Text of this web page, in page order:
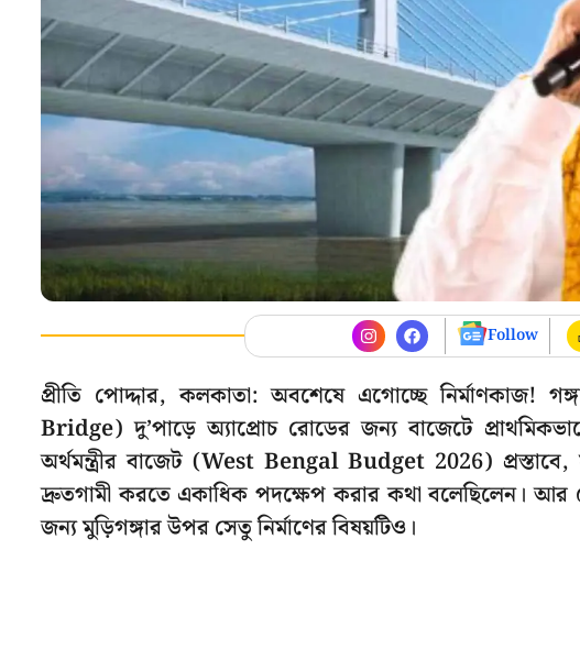
Follow
প্রীতি পোদ্দার, কলকাতা: অবশেষে এগোচ্ছে নির্মাণকাজ!
Bridge) দু’পাড়ে অ্যাপ্রোচ রোডের জন্য বাজেটে
অর্থমন্ত্রীর বাজেট (West Bengal Budget 2026)
দ্রুতগামী করতে একাধিক পদক্ষেপ করার কথা বলেছিলেন। আর
জন্য মুড়িগঙ্গার উপর সেতু নির্মাণের বিষয়টিও।